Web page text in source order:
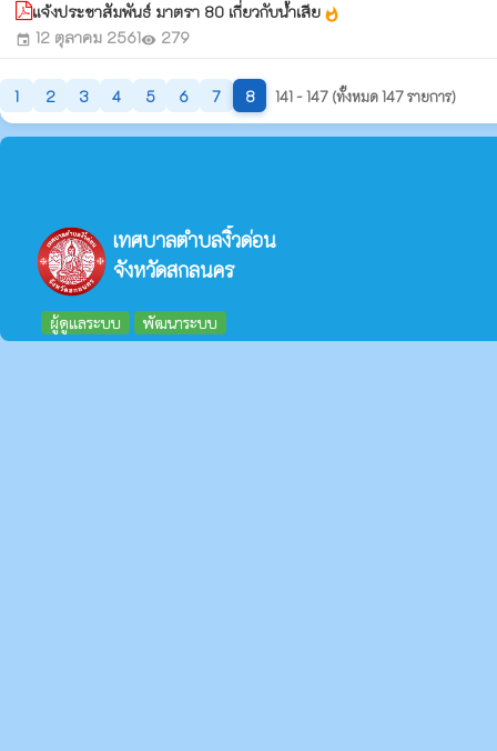
แจ้งประชาสัมพันธ์ มาตรา 80 เกี่ยวกับน้ำเสีย whatshot
event 12 ตุลาคม 2561visibility 279
1 2 3 4 5 6 7 8 141 - 147 (ทั้งหมด 147 รายการ)
เทศบาลตำบลงิ้วด่อน
จังหวัดสกลนคร
ผู้ดูแลระบบ พัฒนาระบบ